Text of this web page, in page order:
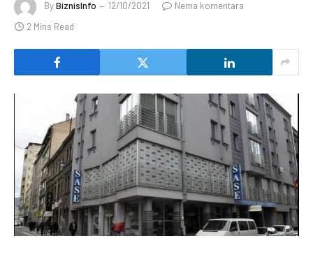
ByBiznisInfo 12/10/2021
Nema komentara
2 Mins Read